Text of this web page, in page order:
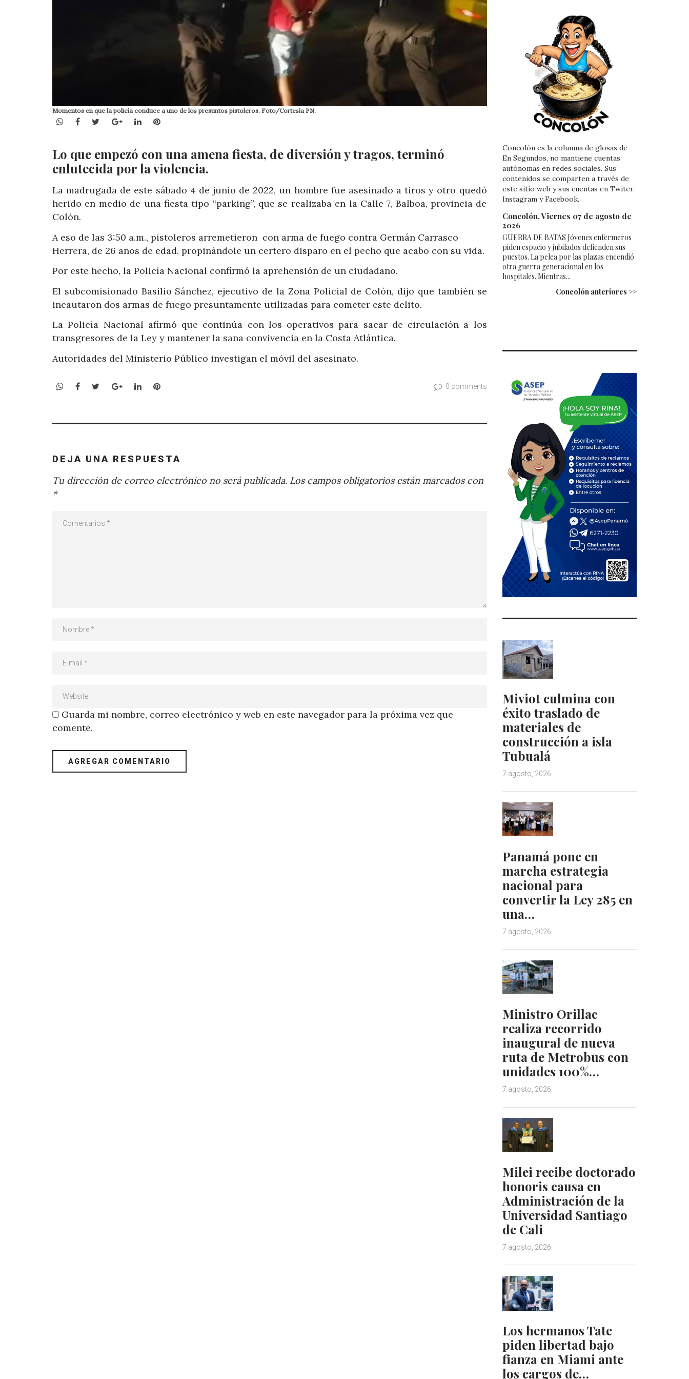
Momentos en que la policía conduce a uno de los presuntos pistoleros. Foto/Cortesía PN.
WhatsApp
Facebook
TwitterGoogle+LinkedInPinterest
Lo que empezó con una amena fiesta, de diversión y tragos, terminó
enlutecida por la violencia.
La madrugada de este sábado 4 de junio de 2022, un hombre fue asesinado a tiros y otro quedó
herido en medio de una fiesta tipo “parking”, que se realizaba en la Calle 7, Balboa, provincia de
Colón.
A eso de las 3:50 a.m., pistoleros arremetieron con arma de fuego contra Germán Carrasco
Herrera, de 26 años de edad, propinándole un certero disparo en el pecho que acabo con su vida.
Por este hecho, la Policía Nacional confirmó la aprehensión de un ciudadano.
El subcomisionado Basilio Sánchez, ejecutivo de la Zona Policial de Colón, dijo que también se
incautaron dos armas de fuego presuntamente utilizadas para cometer este delito.
La Policía Nacional afirmó que continúa con los operativos para sacar de circulación a los
transgresores de la Ley y mantener la sana convivencia en la Costa Atlántica.
Autoridades del Ministerio Público investigan el móvil del asesinato.
WhatsApp
Facebook
TwitterGoogle+LinkedInPinterest 0 comments
DEJA UNA RESPUESTA
Tu dirección de correo electrónico no será publicada. Los campos obligatorios están marcados con
*
Guarda mi nombre, correo electrónico y web en este navegador para la próxima vez que
comente.
Concolón es la columna de glosas de
En Segundos, no mantiene cuentas
autónomas en redes sociales. Sus
contenidos se comparten a través de
este sitio web y sus cuentas en Twiter,
Instagram y Facebook.
Concolón, Viernes 07 de agosto de
2026
GUERRA DE BATAS Jóvenes enfermeros
piden espacio y jubilados defienden sus
puestos. La pelea por las plazas encendió
otra guerra generacional en los
hospitales. Mientras...
Concolón anteriores >>
Miviot culmina con
éxito traslado de
materiales de
construcción a isla
Tubualá
7 agosto, 2026
Panamá pone en
marcha estrategia
nacional para
convertir la Ley 285 en
una…
7 agosto, 2026
Ministro Orillac
realiza recorrido
inaugural de nueva
ruta de Metrobus con
unidades 100%…
7 agosto, 2026
Milei recibe doctorado
honoris causa en
Administración de la
Universidad Santiago
de Cali
7 agosto, 2026
Los hermanos Tate
piden libertad bajo
fianza en Miami ante
los cargos de…